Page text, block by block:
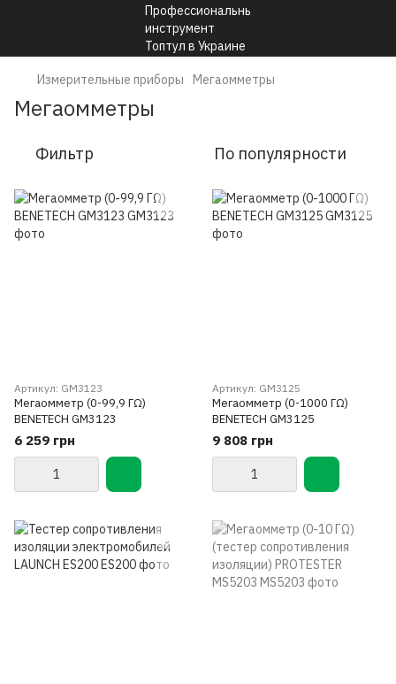
Измерительные приборы Мегаомметры
Мегаомметры
Фильтр По популярности
Артикул: GM3123
Мегаомметр (0-99,9 ГΩ)
BENETECH GM3123
6 259 грн
Артикул: GM3125
Мегаомметр (0-1000 ГΩ)
BENETECH GM3125
9 808 грн